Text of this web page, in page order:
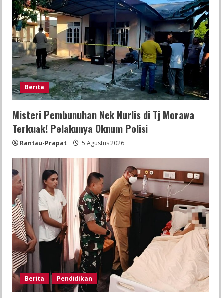
Berita
Misteri Pembunuhan Nek Nurlis di Tj Morawa
Terkuak! Pelakunya Oknum Polisi
Rantau-Prapat 5 Agustus 2026
Berita Pendidikan